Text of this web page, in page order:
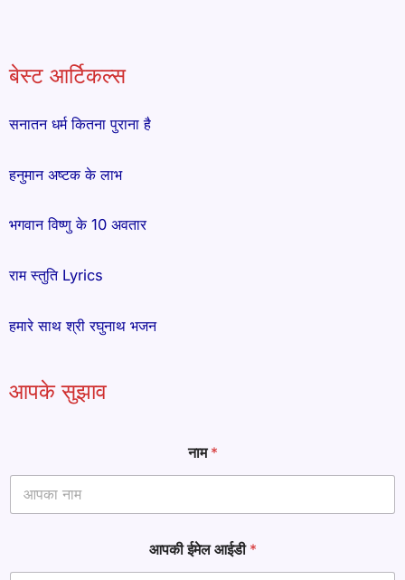
बेस्ट आर्टिकल्स
सनातन धर्म कितना पुराना है
हनुमान अष्टक के लाभ
भगवान विष्णु के 10 अवतार
राम स्तुति Lyrics
हमारे साथ श्री रघुनाथ भजन
आपके सुझाव
नाम*
P
a
आपकी ईमेल आईडी *